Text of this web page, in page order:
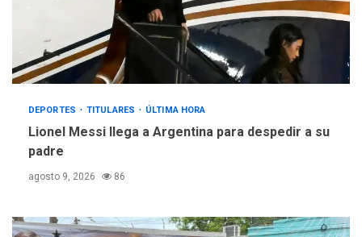
DEPORTES TITULARES ÚLTIMA HORA
Lionel Messi llega a Argentina para despedir a su
padre
agosto 9, 2026 86